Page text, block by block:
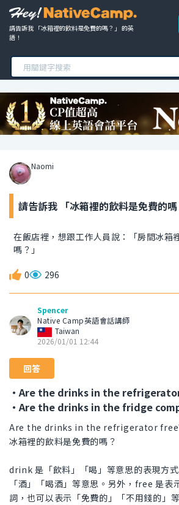
請告訴我 「冰箱裡的飲料是免費的嗎？」 的英
語！
Naomi
請告訴我 「冰箱裡的飲料是免費的嗎
在飯店裡，想跟工作人員說：「房間冰箱
嗎？」
0 296
Spencer
Native Camp英語會話講師
Taiwan
2026/01/01 12:44
回答
・Are the drinks in the
・Are the drinks in the fridge
Are the drinks in the refrigerator
冰箱裡的飲料是免費的嗎？
drink 是「飲料」「喝」等意思的表現方
「酒」「喝酒」等意思。另外，free 是表
詞，也可以表示「免費的」「不用錢的」